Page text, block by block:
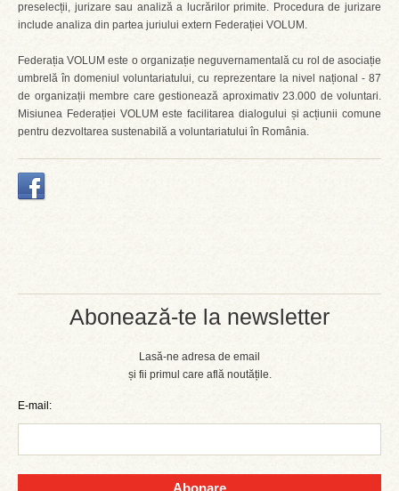
Abonează-te la newsletter
Lasă-ne adresa de email
și fii primul care află noutățile.
E-mail:
Abonare
preselecții, jurizare sau analiză a lucrărilor primite. Procedura de jurizare
include analiza din partea juriului extern Federației VOLUM.
Federația VOLUM este o organizație neguvernamentală cu rol de asociație
umbrelă în domeniul voluntariatului, cu reprezentare la nivel național - 87
de organizații membre care gestionează aproximativ 23.000 de voluntari.
Misiunea Federației VOLUM este facilitarea dialogului și acțiunii comune
pentru dezvoltarea sustenabilă a voluntariatului în România.